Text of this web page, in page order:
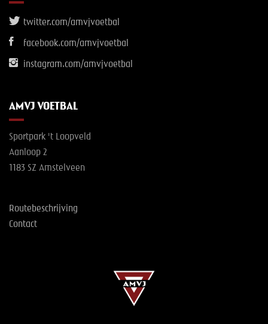
twitter.com/amvjvoetbal
facebook.com/amvjvoetbal
instagram.com/amvjvoetbal
AMVJ VOETBAL
Sportpark 't Loopveld
Aanloop 2
1183 SZ Amstelveen
Routebeschrijving
Contact